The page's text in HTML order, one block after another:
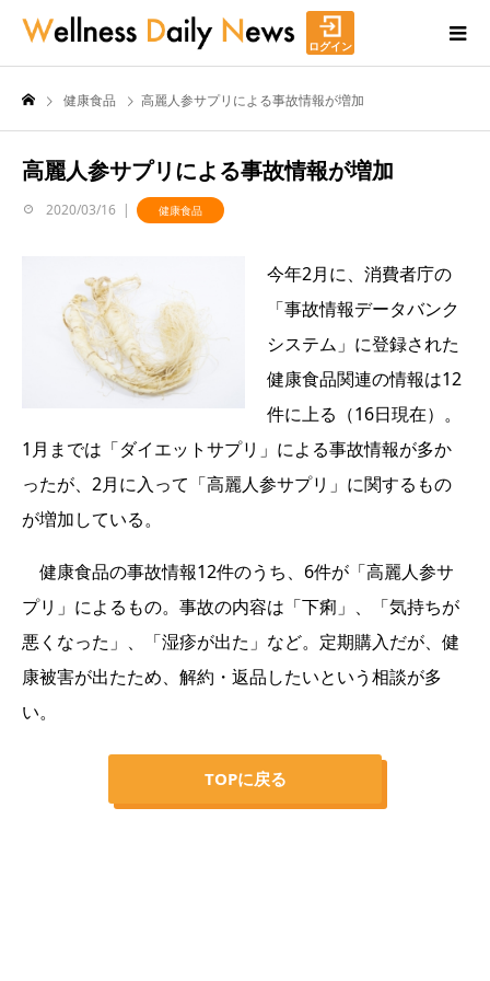
ログイン
健康食品 高麗人参サプリによる事故情報が増加
高麗人参サプリによる事故情報が増加
2020/03/16 健康食品
今年2月に、消費者庁の
「事故情報データバンク
システム」に登録された
健康食品関連の情報は12
件に上る（16日現在）。
1月までは「ダイエットサプリ」による事故情報が多か
ったが、2月に入って「高麗人参サプリ」に関するもの
が増加している。
健康食品の事故情報12件のうち、6件が「高麗人参サ
プリ」によるもの。事故の内容は「下痢」、「気持ちが
悪くなった」、「湿疹が出た」など。定期購入だが、健
康被害が出たため、解約・返品したいという相談が多
い。
TOPに戻る